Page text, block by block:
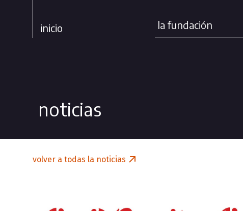
inicio la fundación
noticias
volver a todas la noticias